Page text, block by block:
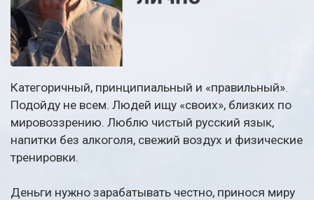
Категоричный, принципиальный и «правильный».
Подойду не всем. Людей ищу «своих», близких по
мировоззрению. Люблю чистый русский язык,
напитки без алкоголя, свежий воздух и физические
тренировки.
Деньги нужно зарабатывать честно, принося миру